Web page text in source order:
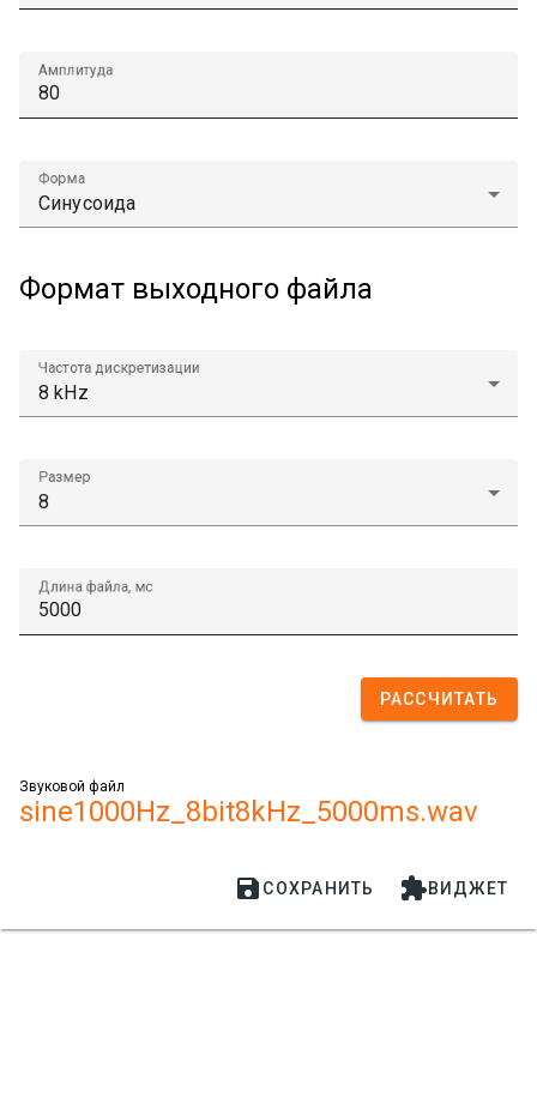
Амплитуда
Форма
Формат выходного файла
Частота дискретизации
Размер
Длина файла, мс
РАССЧИТАТЬ
Звуковой файл
sine1000Hz_8bit8kHz_5000ms.wav
 СОХРАНИТЬ ВИДЖЕТ